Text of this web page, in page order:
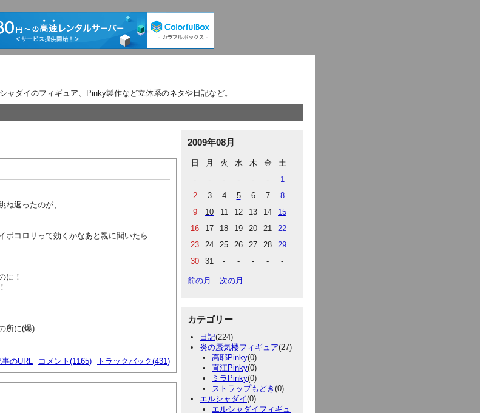
ャダイのフィギュア、Pinky製作など立体系のネタや日記など。
ね返ったのが、
ボコロリって効くかなあと親に聞いたら
に！
所に(爆)
のURL コメント(1165) トラックバック(431)
2009年08月
日 月 火 水 木 金
土
-
- - - - -
1
2
3 4 5 6 7
8
9
10 11 12 13 14
15
16
17 18 19 20 21
22
23
24 25 26 27 28
29
30
31 - - - - -
前の月 次の月
カテゴリー
日記(224)
炎の蜃気楼フィギュア(27)
高耶Pinky(0)
直江Pinky(0)
ミラPinky(0)
ストラップもどき (0)
エルシャダイ(0)
エルシャダイフィギュ